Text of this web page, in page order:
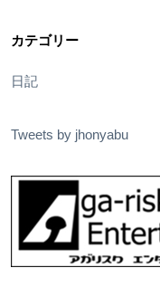
カテゴリー
日記
Tweets by jhonyabu